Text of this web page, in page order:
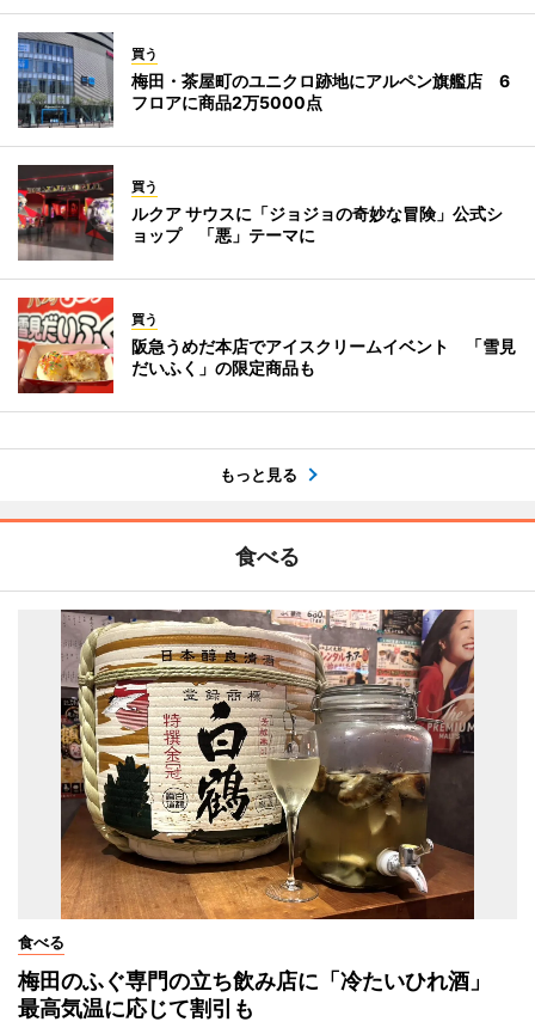
買う
梅田・茶屋町のユニクロ跡地にアルペン旗艦店 6
フロアに商品2万5000点
買う
ルクア サウスに「ジョジョの奇妙な冒険」公式シ
ョップ 「悪」テーマに
買う
阪急うめだ本店でアイスクリームイベント 「雪見
だいふく」の限定商品も
もっと見る
食べる
食べる
梅田のふぐ専門の立ち飲み店に「冷たいひれ酒」
最高気温に応じて割引も